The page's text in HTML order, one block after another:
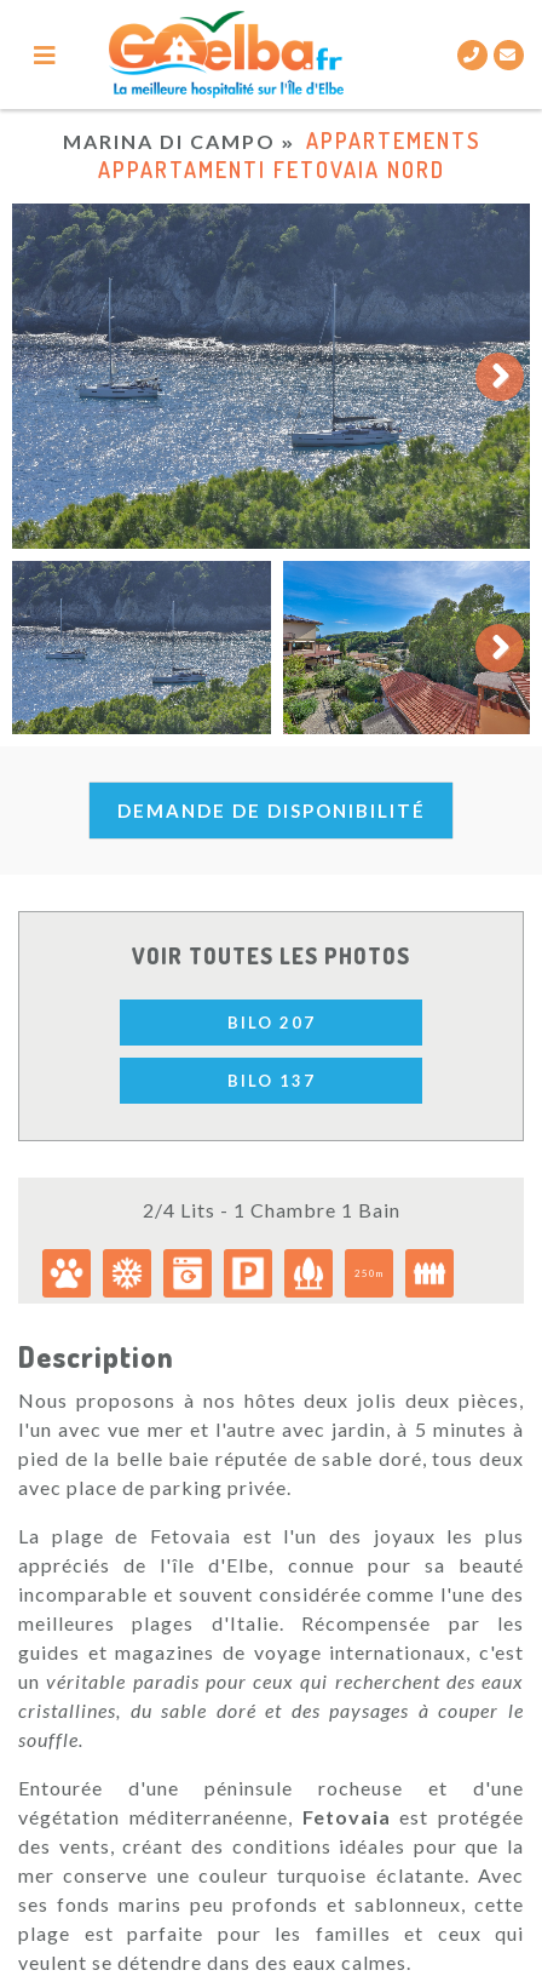
MARINA DI CAMPO
APPARTEMENTS
APPARTAMENTI FETOVAIA NORD
Next
Next
DEMANDE DE DISPONIBILITÉ
VOIR TOUTES LES PHOTOS
BILO 207
BILO 137
2/4 Lits - 1 Chambre 1 Bain
250m
Description
Nous proposons à nos hôtes deux jolis deux pièces,
l'un avec vue mer et l'autre avec jardin, à 5 minutes à
pied de la belle baie réputée de sable doré, tous deux
avec place de parking privée.
La plage de Fetovaia est l'un des joyaux les plus
appréciés de l'île d'Elbe, connue pour sa beauté
incomparable et souvent considérée comme l'une des
meilleures plages d'Italie. Récompensée par les
guides et magazines de voyage internationaux, c'est
unvéritable paradis pour ceux qui recherchent des eaux
cristallines, du sable doré et des paysages à couper le
souffle.
Entourée d'une péninsule rocheuse et d'une
végétation méditerranéenne, Fetovaiaest protégée
des vents, créant des conditions idéales pour que la
mer conserve une couleur turquoise éclatante. Avec
ses fonds marins peu profonds et sablonneux, cette
plage est parfaite pour les familles et ceux qui
veulent se détendre dans des eaux calmes.